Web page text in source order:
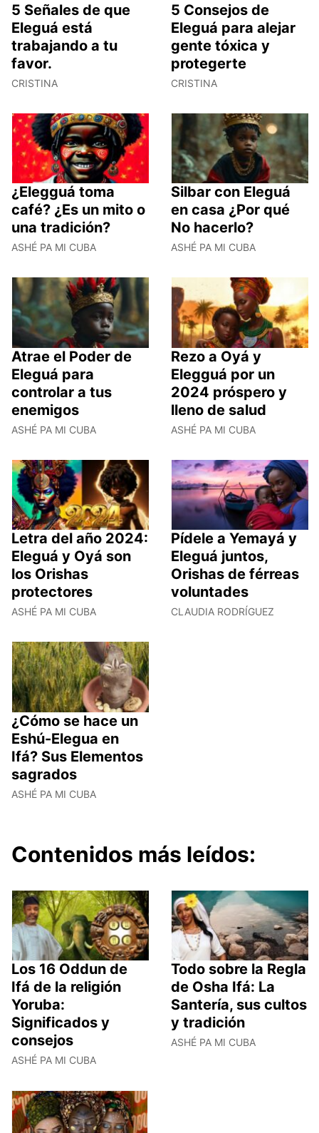
5 Señales de que
Eleguá está
trabajando a tu
favor.
CRISTINA
5 Consejos de
Eleguá para alejar
gente tóxica y
protegerte
CRISTINA
¿Elegguá toma
café? ¿Es un mito o
una tradición?
ASHÉ PA MI CUBA
Silbar con Eleguá
en casa ¿Por qué
No hacerlo?
ASHÉ PA MI CUBA
Atrae el Poder de
Eleguá para
controlar a tus
enemigos
ASHÉ PA MI CUBA
Rezo a Oyá y
Elegguá por un
2024 próspero y
lleno de salud
ASHÉ PA MI CUBA
Letra del año 2024:
Eleguá y Oyá son
los Orishas
protectores
ASHÉ PA MI CUBA
Pídele a Yemayá y
Eleguá juntos,
Orishas de férreas
voluntades
CLAUDIA RODRÍGUEZ
¿Cómo se hace un
Eshú-Elegua en
Ifá? Sus Elementos
sagrados
ASHÉ PA MI CUBA
Contenidos más leídos:
Los 16 Oddun de
Ifá de la religión
Yoruba:
Significados y
consejos
ASHÉ PA MI CUBA
Todo sobre la Regla
de Osha Ifá: La
Santería, sus cultos
y tradición
ASHÉ PA MI CUBA